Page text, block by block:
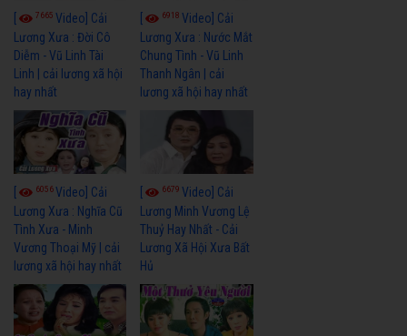
7665 Video] Cải
Lương Xưa : Đời Cô
Diễm - Vũ Linh Tài
Linh | cải lương xã hội
hay nhất
6918Video] Cải
Lương Xưa : Nước Mắt
Chung Tình - Vũ Linh
Thanh Ngân | cải
lương xã hội hay nhất
6056Video] Cải
Lương Xưa : Nghĩa Cũ
Tình Xưa - Minh
Vương Thoại Mỹ | cải
lương xã hội hay nhất
6679Video] Cải
Lương Minh Vương Lệ
Thuỷ Hay Nhất - Cải
Lương Xã Hội Xưa Bất
Hủ